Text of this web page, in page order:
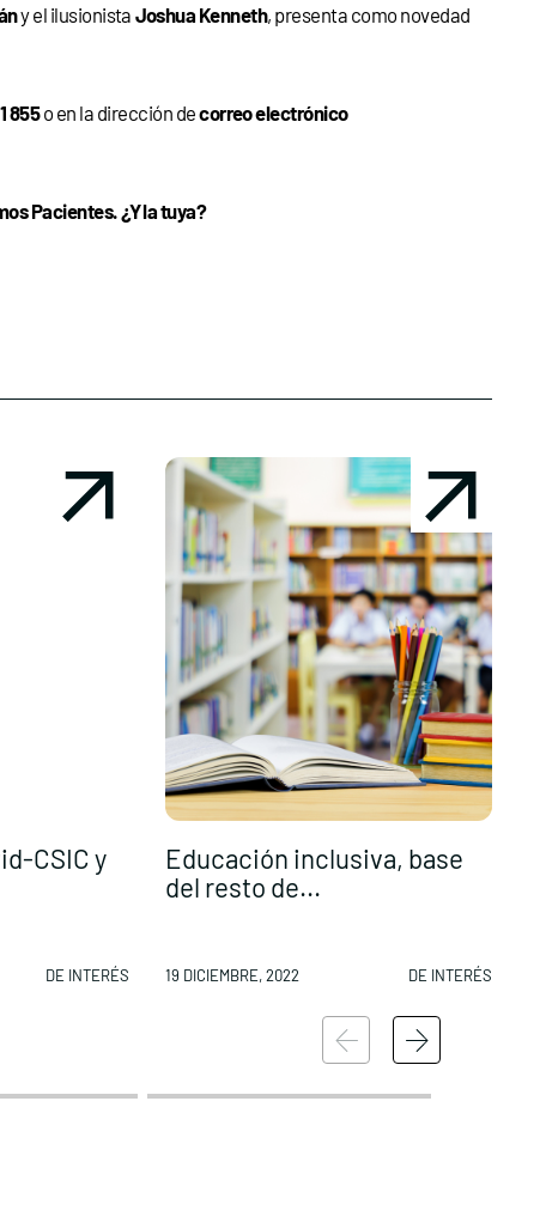
y el ilusionista Joshua Kenneth, presenta como novedad
855o en la dirección decorreo electrónico
Pacientes. ¿Y la tuya?
CSIC y
DE INTERÉS
Educación inclusiva, base
del resto de...
19 DICIEMBRE, 2022 DE INTERÉS